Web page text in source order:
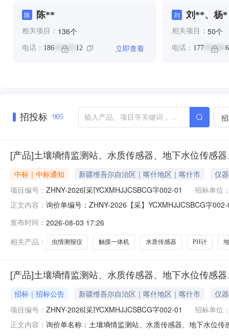
陈 陈**
相关项目： 136个
电话： 186 ****** 12 立即查看
刘 刘**、杨*
相关项目： 50个
电话： 177 ******
招投标 905
[产品]土壤墒情监测站、水质传感器、地下水位传感
中标｜中标通知 新疆维吾尔自治区｜喀什地区｜喀什市
仪
项目编号： ZHNY-2026[采]YCXMHJJCSBCG字002-01
招标单位
正文内容： 询价单编号：ZHNY-2026【采】YCXMHJJCSBCG字
果中标商品产品分类1济南有人物联网技术有限公司已中
发布时间： 2026-08-03 17:26
相关产品：
虫情测报仪 触摸一体机 水质传感器 PH计
[产品]土壤墒情监测站、水质传感器、地下水位传感
招标｜招标公告 新疆维吾尔自治区｜喀什地区｜喀什市
仪
项目编号： ZHNY-2026[采]YCXMHJJCSBCG字002-01
招标单位
正文内容： 询价单名称：土壤墒情监测站、水质传感器、地下水位